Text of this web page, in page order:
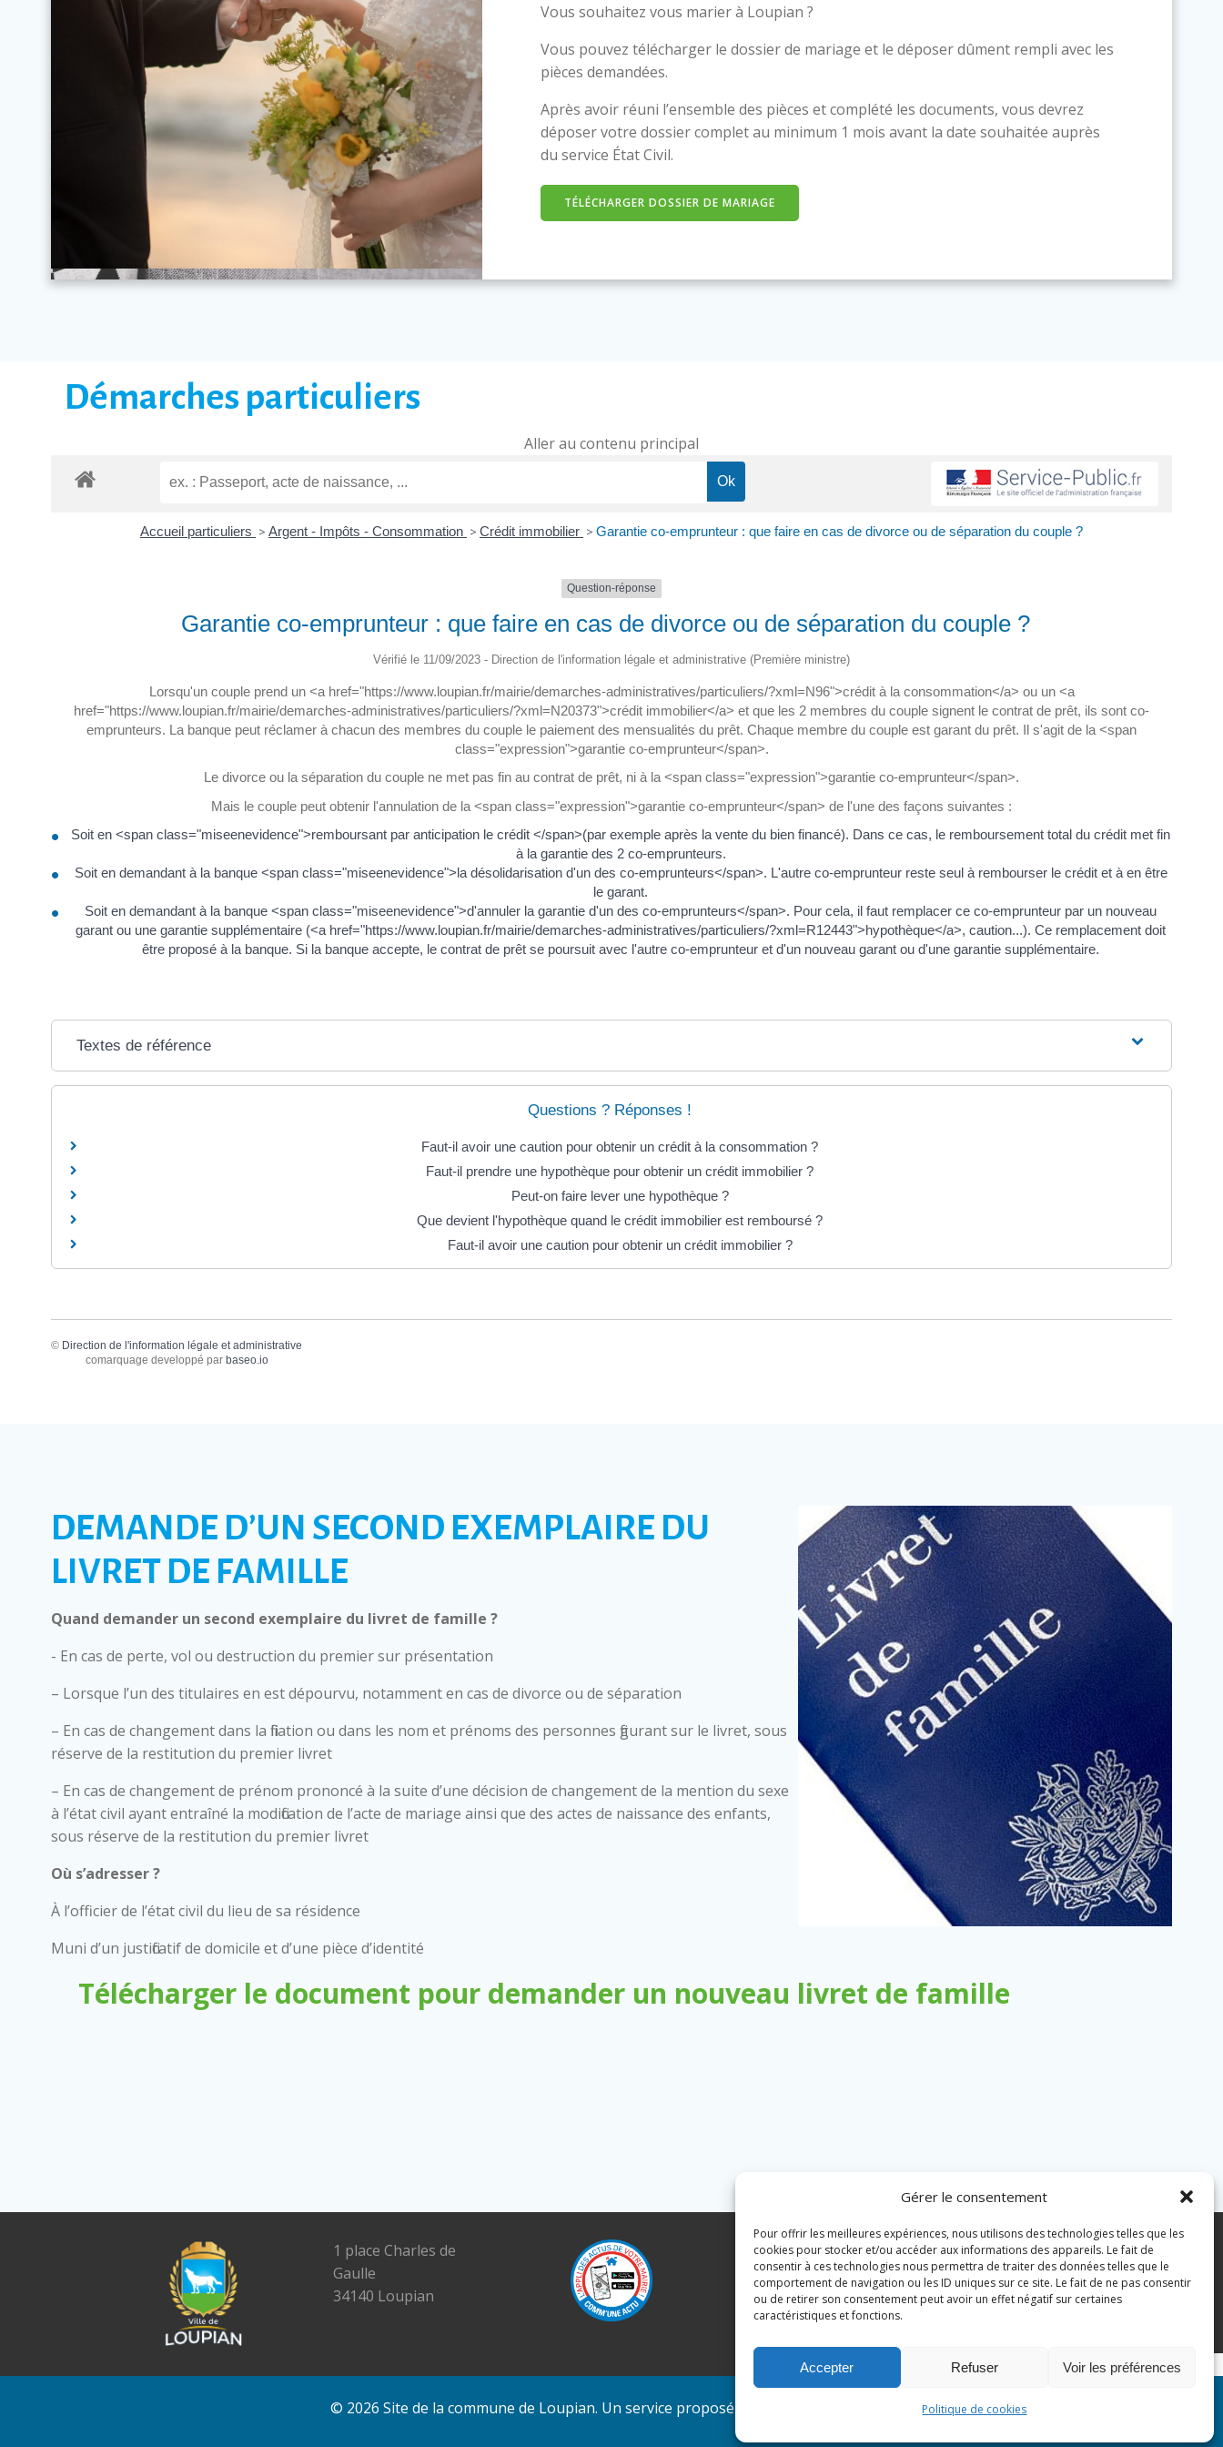
Gérer le consentement
Pour offrir les meilleures expériences, nous utilisons des technologies telles que les
cookies pour stocker et/ou accéder aux informations des appareils. Le fait de
consentir à ces technologies nous permettra de traiter des données telles que le
comportement de navigation ou les ID uniques sur ce site. Le fait de ne pas consentir
ou de retirer son consentement peut avoir un effet négatif sur certaines
caractéristiques et fonctions.
Accepter Refuser Voir les préférences
Politique de cookies
Vous souhaitez vous marier à Loupian ?
Vous pouvez télécharger le dossier de mariage et le déposer dûment rempli avec les
pièces demandées.
Après avoir réuni l’ensemble des pièces et complété les documents, vous devrez
déposer votre dossier complet au minimum 1 mois avant la date souhaitée auprès
du service État Civil.
TÉLÉCHARGER DOSSIER DE MARIAGE
Démarches particuliers
Aller au contenu principal
Accueil particuliers > Argent - Impôts - Consommation > Crédit immobilier > Garantie co-emprunteur : que faire en cas de divorce ou de séparation du couple ?
Question-réponse
Garantie co-emprunteur : que faire en cas de divorce ou de séparation du couple ?
Vérifié le 11/09/2023 - Direction de l'information légale et administrative (Première ministre)
Lorsqu'un couple prend un <a href="https://www.loupian.fr/mairie/demarches-administratives/particuliers/?xml=N96">crédit à la consommation</a> ou un <a
href="https://www.loupian.fr/mairie/demarches-administratives/particuliers/?xml=N20373">crédit immobilier</a> et que les 2 membres du couple signent le contrat de prêt, ils sont co-
emprunteurs. La banque peut réclamer à chacun des membres du couple le paiement des mensualités du prêt. Chaque membre du couple est garant du prêt. Il s'agit de la <span
class="expression">garantie co-emprunteur</span>.
Le divorce ou la séparation du couple ne met pas fin au contrat de prêt, ni à la <span class="expression">garantie co-emprunteur</span>.
Mais le couple peut obtenir l'annulation de la <span class="expression">garantie co-emprunteur</span> de l'une des façons suivantes :
Soit en <span class="miseenevidence">remboursant par anticipation le crédit </span>(par exemple après la vente du bien financé). Dans ce cas, le remboursement total du crédit met fin
à la garantie des 2 co-emprunteurs.
Soit en demandant à la banque <span class="miseenevidence">la désolidarisation d'un des co-emprunteurs</span>. L'autre co-emprunteur reste seul à rembourser le crédit et à en être
le garant.
Soit en demandant à la banque <span class="miseenevidence">d'annuler la garantie d'un des co-emprunteurs</span>. Pour cela, il faut remplacer ce co-emprunteur par un nouveau
garant ou une garantie supplémentaire (<a href="https://www.loupian.fr/mairie/demarches-administratives/particuliers/?xml=R12443">hypothèque</a>, caution...). Ce remplacement doit
être proposé à la banque. Si la banque accepte, le contrat de prêt se poursuit avec l'autre co-emprunteur et d'un nouveau garant ou d'une garantie supplémentaire.
Textes de référence
Questions ? Réponses !
Faut-il avoir une caution pour obtenir un crédit à la consommation ?
Faut-il prendre une hypothèque pour obtenir un crédit immobilier ?
Peut-on faire lever une hypothèque ?
Que devient l'hypothèque quand le crédit immobilier est remboursé ?
Faut-il avoir une caution pour obtenir un crédit immobilier ?
© Direction de l'information légale et administrative
comarquage developpé par baseo.io
DEMANDE D’UN SECOND EXEMPLAIRE DU
LIVRET DE FAMILLE
Quand demander un second exemplaire du livret de famille ?
- En cas de perte, vol ou destruction du premier sur présentation
– Lorsque l’un des titulaires en est dépourvu, notamment en cas de divorce ou de séparation
– En cas de changement dans la filiation ou dans les nom et prénoms des personnes figurant sur le livret, sous
réserve de la restitution du premier livret
– En cas de changement de prénom prononcé à la suite d’une décision de changement de la mention du sexe
à l’état civil ayant entraîné la modification de l’acte de mariage ainsi que des actes de naissance des enfants,
sous réserve de la restitution du premier livret
Où s’adresser ?
À l’officier de l’état civil du lieu de sa résidence
Muni d’un justificatif de domicile et d’une pièce d’identité
Télécharger le document pour demander un nouveau livret de famille
1 place Charles de
Gaulle
34140 Loupian
Tél. : 04 67 43 82 07
E-mail :
mairie@loupian.fr
Mentions légales
© 2026 Site de la commune de Loupian. Un service proposé par